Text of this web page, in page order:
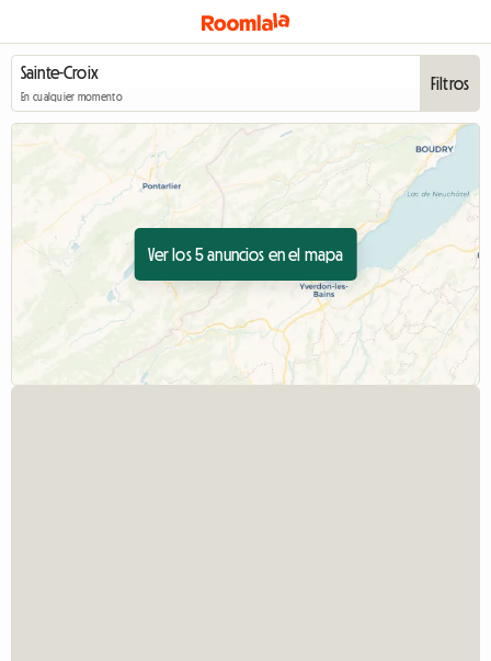
En cualquier momento
Filtros
Ver los 5 anuncios en el mapa